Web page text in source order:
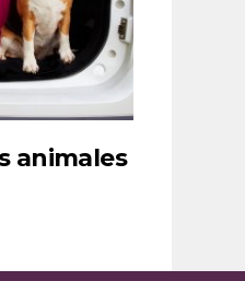
animales